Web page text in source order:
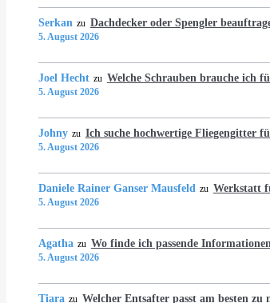
Serkan zu Dachdecker oder Spengler
5. August 2026
Joel Hecht zu Welche Schrauben brauche ich
5. August 2026
Johny zu Ich suche hochwertige Fliegengitter
5. August 2026
Daniele Rainer Ganser Mausfeld zu Werkstatt
5. August 2026
Agatha zu Wo finde ich passende
5. August 2026
Tiara zu Welcher Entsafter passt am besten zu